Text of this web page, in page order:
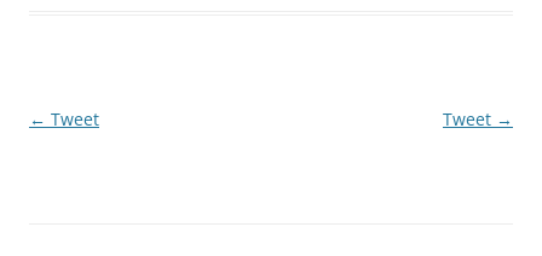
Berichtnavigatie
← Tweet Tweet →